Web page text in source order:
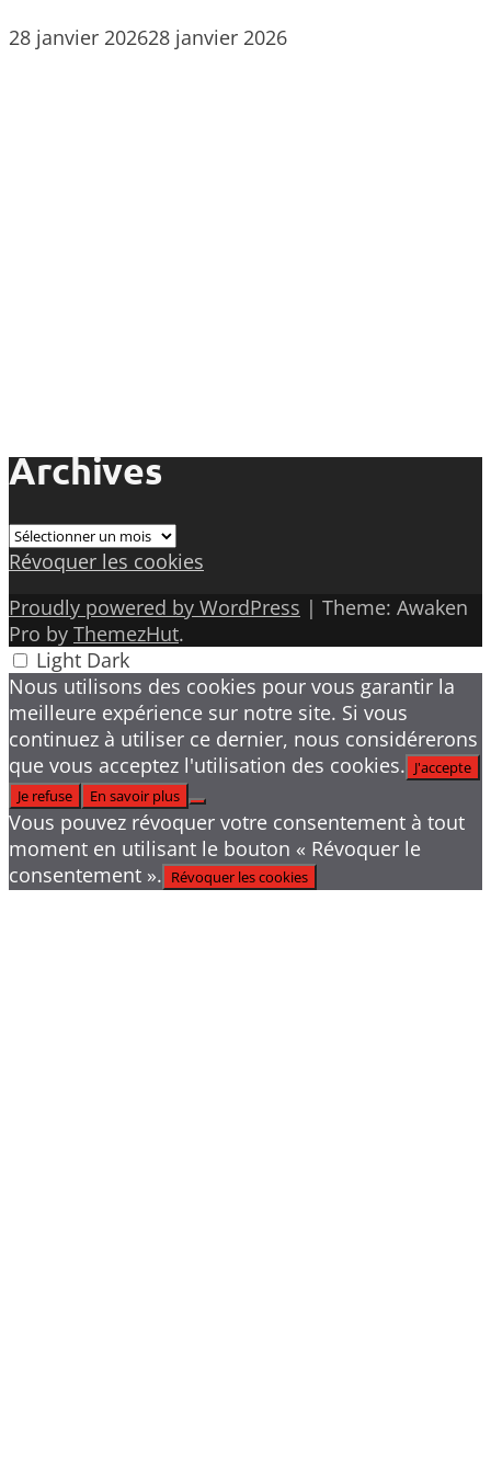
28 janvier 202628 janvier 2026
Archives
Archives
Révoquer les cookies
Proudly powered by WordPress | Theme: Awaken
Pro by ThemezHut.
Light Dark
Nous utilisons des cookies pour vous garantir la
meilleure expérience sur notre site. Si vous
continuez à utiliser ce dernier, nous considérerons
que vous acceptez l'utilisation des cookies. J'accepte
Je refuse
En savoir plus
Vous pouvez révoquer votre consentement à tout
moment en utilisant le bouton « Révoquer le
consentement ». Révoquer les cookies